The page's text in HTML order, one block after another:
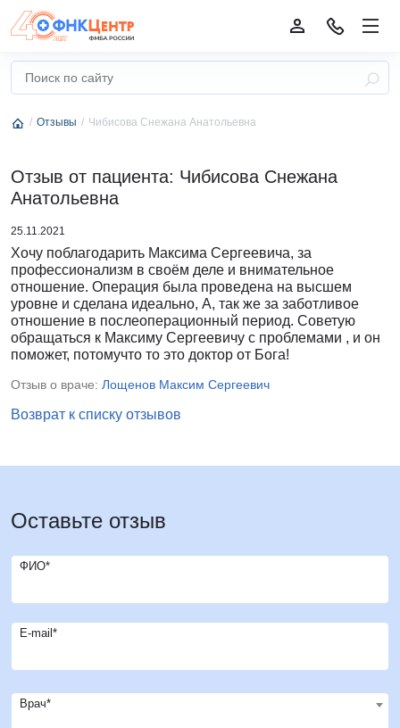
Отзывы Чибисова Снежана Анатольевна
Отзыв от пациента: Чибисова Снежана
Анатольевна
25.11.2021
Хочу поблагодарить Максима Сергеевича, за
профессионализм в своём деле и внимательное
отношение. Операция была проведена на высшем
уровне и сделана идеально, А, так же за заботливое
отношение в послеоперационный период. Советую
обращаться к Максиму Сергеевичу с проблемами , и он
поможет, потомучто то это доктор от Бога!
Отзыв о враче: Лощенов Максим Сергеевич
Возврат к списку отзывов
Оставьте отзыв
ФИО*
E-mail*
Врач*